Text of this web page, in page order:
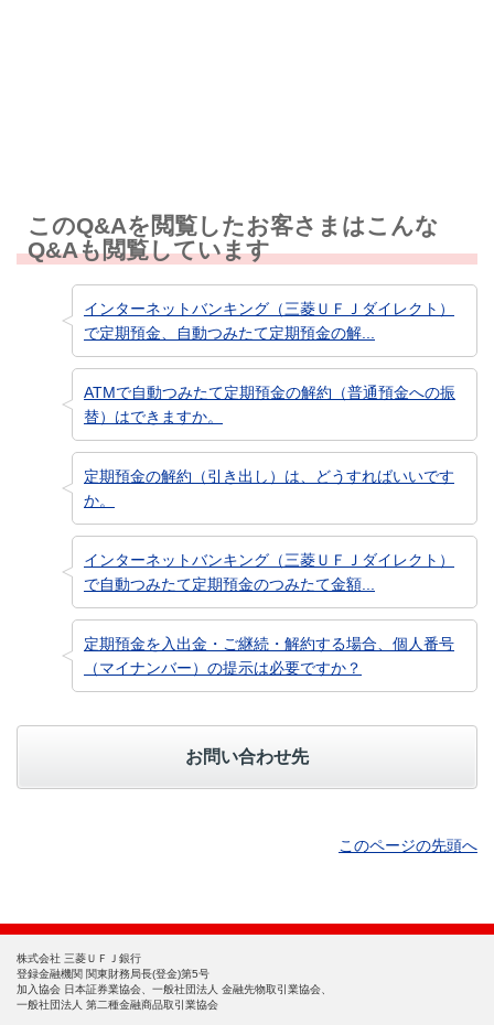
このQ&Aを閲覧したお客さまはこんな
Q&Aも閲覧しています
インターネットバンキング（三菱ＵＦＪダイレクト）
で定期預金、自動つみたて定期預金の解...
ATMで自動つみたて定期預金の解約（普通預金への振
替）はできますか。
定期預金の解約（引き出し）は、どうすればいいです
か。
インターネットバンキング（三菱ＵＦＪダイレクト）
で自動つみたて定期預金のつみたて金額...
定期預金を入出金・ご継続・解約する場合、個人番号
（マイナンバー）の提示は必要ですか？
お問い合わせ先
このページの先頭へ
株式会社 三菱ＵＦＪ銀行
登録金融機関 関東財務局長(登金)第5号
加入協会 日本証券業協会、一般社団法人 金融先物取引業協会、
一般社団法人 第二種金融商品取引業協会